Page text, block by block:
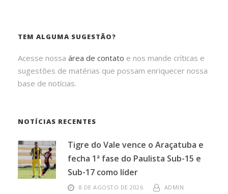
TEM ALGUMA SUGESTÃO?
Acesse nossa área de contato e nos mande críticas e
sugestões de matérias que possam enriquecer nossa
base de notícias.
NOTÍCIAS RECENTES
Tigre do Vale vence o Araçatuba e
fecha 1ª fase do Paulista Sub-15 e
Sub-17 como líder
8 DE AGOSTO DE 2026 ADMIN